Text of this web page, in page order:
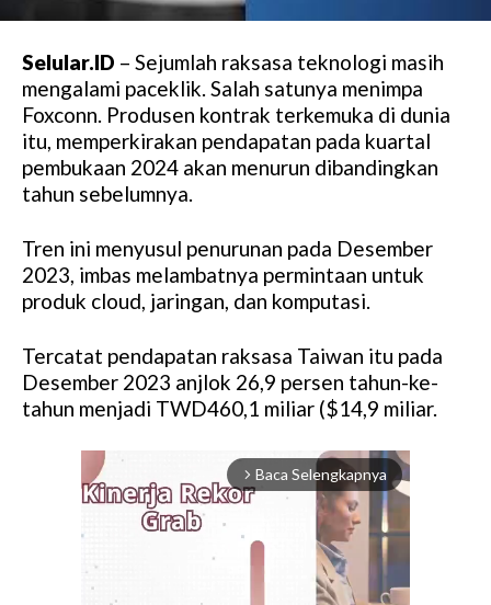
Selular.ID – Sejumlah raksasa teknologi masih
mengalami paceklik. Salah satunya menimpa
Foxconn. Produsen kontrak terkemuka di dunia
itu, memperkirakan pendapatan pada kuartal
pembukaan 2024 akan menurun dibandingkan
tahun sebelumnya.
Tren ini menyusul penurunan pada Desember
2023, imbas melambatnya permintaan untuk
produk cloud, jaringan, dan komputasi.
Tercatat pendapatan raksasa Taiwan itu pada
Desember 2023 anjlok 26,9 persen tahun-ke-
tahun menjadi TWD460,1 miliar ($14,9 miliar.
arrow_forward_ios Baca Selengkapnya